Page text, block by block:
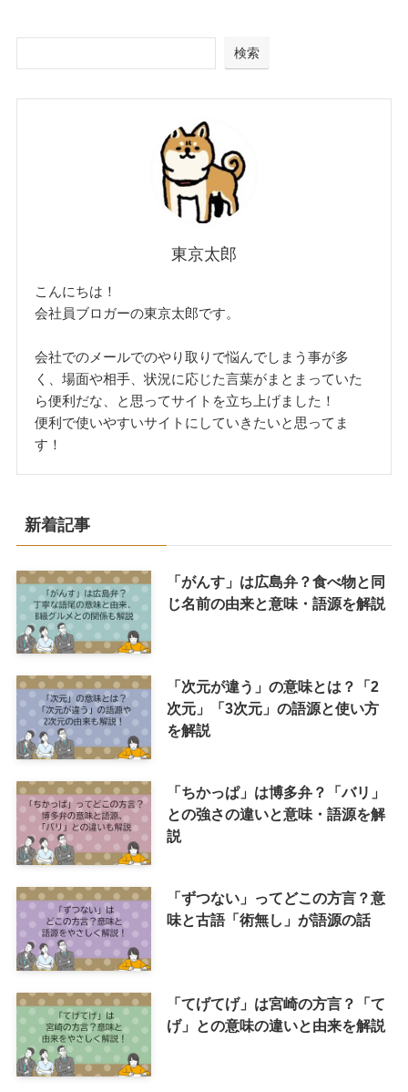
検索
東京太郎
こんにちは！
会社員ブロガーの東京太郎です。
会社でのメールでのやり取りで悩んでしまう事が多
く、場面や相手、状況に応じた言葉がまとまっていた
ら便利だな、と思ってサイトを立ち上げました！
便利で使いやすいサイトにしていきたいと思ってま
す！
新着記事
「がんす」は広島弁？食べ物と同
じ名前の由来と意味・語源を解説
「次元が違う」の意味とは？「2
次元」「3次元」の語源と使い方
を解説
「ちかっぱ」は博多弁？「バリ」
との強さの違いと意味・語源を解
説
「ずつない」ってどこの方言？意
味と古語「術無し」が語源の話
「てげてげ」は宮崎の方言？「て
げ」との意味の違いと由来を解説